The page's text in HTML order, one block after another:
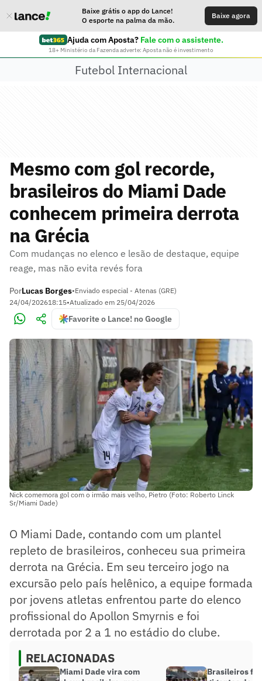
Baixe grátis o app do Lance!
O esporte na palma da mão.
Baixe agora
Ajuda com Aposta? Fale com o assistente.
18+ Ministério da Fazenda adverte: Aposta não é investimento
Futebol Internacional
Mesmo com gol recorde,
brasileiros do Miami Dade
conhecem primeira derrota
na Grécia
Com mudanças no elenco e lesão de destaque, equipe
reage, mas não evita revés fora
PorLucas Borges•Enviado especial - Atenas (GRE)
24/04/202618:15•Atualizado em 25/04/2026
Favorite o Lance! no Google
Nick comemora gol com o irmão mais velho, Pietro (Foto: Roberto Linck
Sr/Miami Dade)
O Miami Dade, contando com um plantel
repleto de brasileiros, conheceu sua primeira
derrota na Grécia. Em seu terceiro jogo na
excursão pelo país helênico, a equipe formada
por jovens atletas enfrentou parte do elenco
profissional do Apollon Smyrnis e foi
derrotada por 2 a 1 no estádio do clube.
RELACIONADAS
Miami Dade vira com
Brasileiros